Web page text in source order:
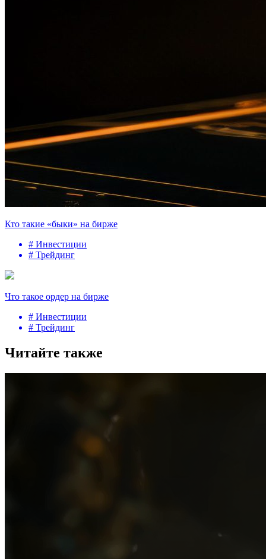
Кто такие «быки» на бирже
# Инвестиции
# Трейдинг
Что такое ордер на бирже
# Инвестиции
# Трейдинг
Читайте также